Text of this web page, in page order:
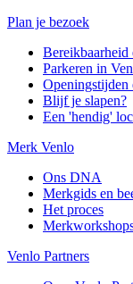
Plan je bezoek
Bereikbaarheid
Parkeren in
Openingstijden
Blijf je slapen?
Een 'hendig'
Merk Venlo
Ons DNA
Merkgids en
Het proces
Venlo Partners